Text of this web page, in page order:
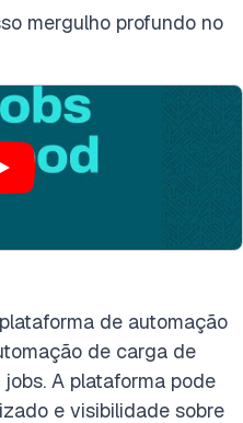
mergulho profundo no
de automação
de carga de
A plataforma pode
e visibilidade sobre